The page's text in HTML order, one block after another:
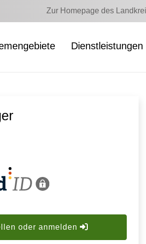
Zur Homepage des
Dienstleistungen
oder anmelden